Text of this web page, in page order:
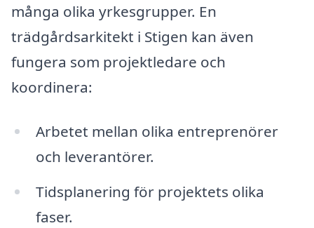
många olika yrkesgrupper. En
trädgårdsarkitekt i Stigen kan även
fungera som projektledare och
koordinera:
Arbetet mellan olika entreprenörer
och leverantörer.
Tidsplanering för projektets olika
faser.